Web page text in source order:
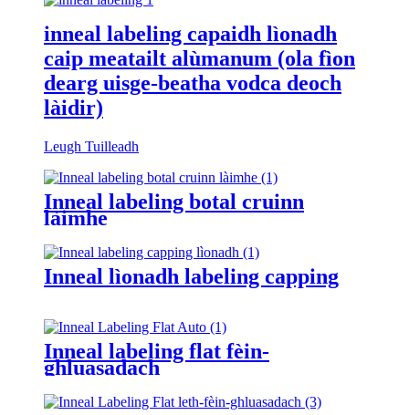
inneal labeling capaidh lìonadh
caip meatailt alùmanum (ola fìon
dearg uisge-beatha vodca deoch
làidir)
Leugh Tuilleadh
Inneal labeling botal cruinn
làimhe
Inneal lìonadh labeling capping
Inneal labeling flat fèin-
ghluasadach